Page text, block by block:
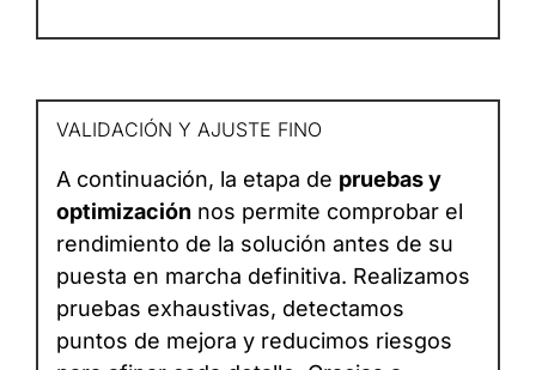
VALIDACIÓN Y AJUSTE FINO
A continuación, la etapa de pruebas y
optimización nos permite comprobar el
rendimiento de la solución antes de su
puesta en marcha definitiva. Realizamos
pruebas exhaustivas, detectamos
puntos de mejora y reducimos riesgos